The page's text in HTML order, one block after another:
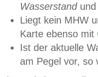
Wasserstandund
Liegt kein MHW
Karte ebenso mit
Ist der aktuelle
am Pegel vor,